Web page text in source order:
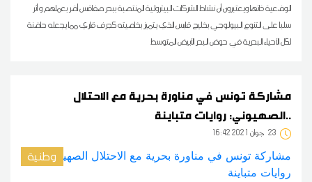
الوضعية ذاتها ويعتبرون أن نشاط الشركات البيترولية المنتصبة ببحر صفاقس أضر بعملهم و أثر
سلبا على التنوع البيولوجي بخليج قابس الذي يتميز بخاصيته كجرف قاري مما يجعله حاضنة
لكل الأحياء البحرية في حوض البحر الأبيض المتوسط
مشاركة تونس في مناورة بحرية مع الاحتلال
الصهيوني: روايات متباينة..
23 16:42 2021 جوان
وطنية